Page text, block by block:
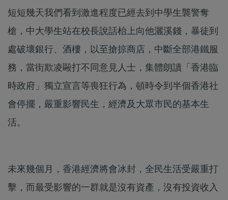
短短幾天我們看到激進程度已經去到中學生襲警奪
槍，中大學生站在校長說話枱上向他灑溪錢，暴徒到
處破壞銀行、酒樓，以至搶掠商店，中斷全部港鐵服
務，當街欺凌毆打不同意見人士，集體朗讀「香港臨
時政府」獨立宣言等喪狂行為，頓時令到半個香港社
會停擺，嚴重影響民生，經濟及大眾市民的基本生
活。
未來幾個月，香港經濟將會冰封，全民生活受嚴重打
擊，而最受影響的一群就是沒有資產，沒有投資收入